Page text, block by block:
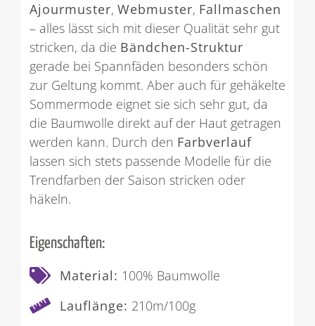
Ajourmuster, Webmuster, Fallmaschen
– alles lässt sich mit dieser Qualität sehr gut
stricken, da die Bändchen-Struktur
gerade bei Spannfäden besonders schön
zur Geltung kommt. Aber auch für gehäkelte
Sommermode eignet sie sich sehr gut, da
die Baumwolle direkt auf der Haut getragen
werden kann. Durch den Farbverlauf
lassen sich stets passende Modelle für die
Trendfarben der Saison stricken oder
häkeln.
Eigenschaften:
Material: 100% Baumwolle
Lauflänge: 210m/100g